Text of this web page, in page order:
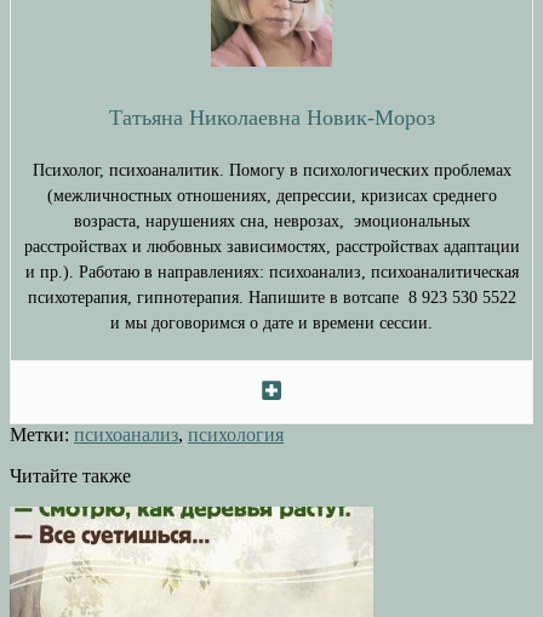
Татьяна Николаевна Новик-Мороз
Психолог, психоаналитик. Помогу в психологических проблемах
(межличностных отношениях, депрессии, кризисах среднего
возраста, нарушениях сна, неврозах, эмоциональных
расстройствах и любовных зависимостях, расстройствах адаптации
и пр.). Работаю в направлениях: психоанализ, психоаналитическая
психотерапия, гипнотерапия. Напишите в вотсапе 8 923 530 5522
и мы договоримся о дате и времени сессии.
Метки: психоанализ, психология
Читайте также